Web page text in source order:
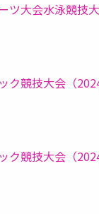
ツ大会水泳競技
ク競技大会（
ク競技大会（